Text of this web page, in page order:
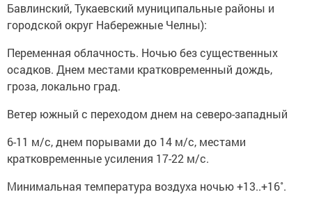
Бавлинский, Тукаевский муниципальные районы и
городской округ Набережные Челны):
Переменная облачность. Ночью без существенных
осадков. Днем местами кратковременный дождь,
гроза, локально град.
Ветер южный с переходом днем на северо-западный
6-11 м/с, днем порывами до 14 м/с, местами
кратковременные усиления 17-22 м/с.
Минимальная температура воздуха ночью +13..+16˚.